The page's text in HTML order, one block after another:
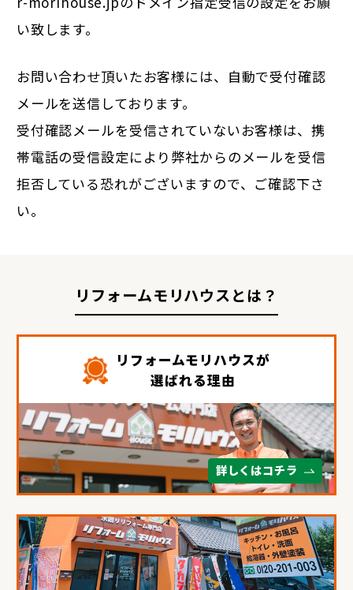
い致します。
お問い合わせ頂いたお客様には、自動で受付確認
メールを送信しております。
受付確認メールを受信されていないお客様は、携
帯電話の受信設定により弊社からのメールを受信
拒否している恐れがございますので、ご確認下さ
い。
リフォームモリハウスとは？
リフォームモリハウスが
選ばれる理由
詳しくはコチラ